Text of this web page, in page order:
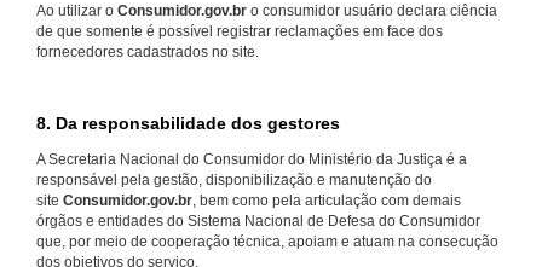
Ao utilizar o Consumidor.gov.br o consumidor usuário declara ciência
de que somente é possível registrar reclamações em face dos
fornecedores cadastrados no site.
8. Da responsabilidade dos gestores
A Secretaria Nacional do Consumidor do Ministério da Justiça é a
responsável pela gestão, disponibilização e manutenção do
site Consumidor.gov.br, bem como pela articulação com demais
órgãos e entidades do Sistema Nacional de Defesa do Consumidor
que, por meio de cooperação técnica, apoiam e atuam na consecução
dos objetivos do serviço.